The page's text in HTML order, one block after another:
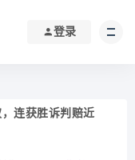
登录
连获胜诉判赔近